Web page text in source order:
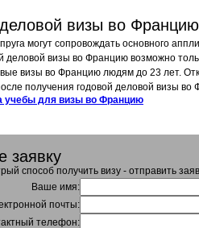
визы во Францию
могут сопровождать основного
деловой визы во Францию возможно
визы во Францию людям до 23 лет.
получения годовой деловой визы во
учебы для визы во Францию
заявку
способ получить визу - отправить
Ваше имя:
почты:
телефон: